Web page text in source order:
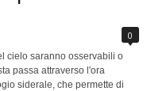
0
cielo saranno osservabili o
passa attraverso l'ora
siderale, che permette di